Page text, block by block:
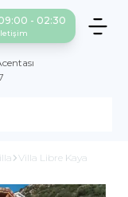
- 02:30
Villa Libre Kaya